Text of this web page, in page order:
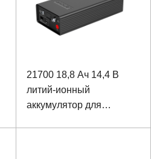
21700 18,8 Ач 14,4 В
литий-ионный
аккумулятор для